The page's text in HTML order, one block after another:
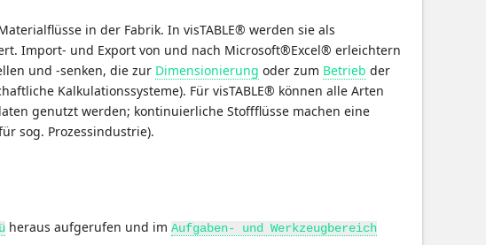
in der Fabrik. In visTABLE® werden sie als
Import- und Export von und nach Microsoft®Excel® erleichtern
und -senken, die zur Dimensionierung oder zum Betrieb der
Kalkulationssysteme). Für visTABLE® können alle Arten
genutzt werden; kontinuierliche Stoffflüsse machen eine
sog. Prozessindustrie).
heraus aufgerufen und im Aufgaben- und Werkzeugbereich